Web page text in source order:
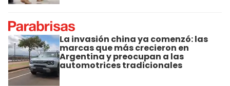
La invasión china ya comenzó: las
marcas que más crecieron en
Argentina y preocupan a las
automotrices tradicionales